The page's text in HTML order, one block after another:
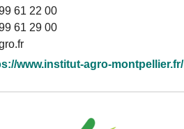
61 22 00
61 29 00
www.institut-agro-montpellier.fr/